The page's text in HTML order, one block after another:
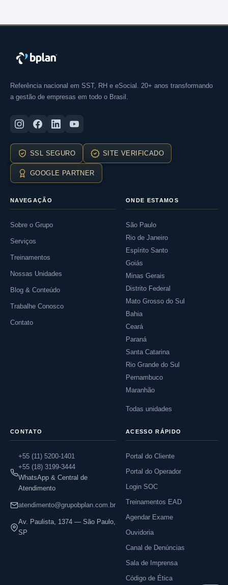
Referência nacional em SST, RH e eSocial. 20+ anos transformando
a gestão de empresas em todo o Brasil.
SSL SEGURO SITE VERIFICADO
GOOGLE PARTNER
NAVEGAÇÃO
Sobre o Grupo
Serviços
Treinamentos
Nossas Unidades
Blog & Conteúdo
Trabalhe Conosco
Contato
ONDE ESTAMOS
São Paulo
Rio de Janeiro
Espírito Santo
Goiás
Minas Gerais
Distrito Federal
Mato Grosso do Sul
Bahia
Ceará
Paraná
Santa Catarina
Rio Grande do Sul
Pernambuco
Maranhão
Todas unidades
CONTATO
+55 (11) 5200-1401
+55 (18) 3199-3444
WhatsApp & Central de
Atendimento
atendimento@grupobplan.com.br
Av. Paulista, 1374 — São Paulo,
SP
ACESSO RÁPIDO
Portal do Cliente
Portal do Operador
Login SOC
Treinamentos EAD
Agendar Exame
Ouvidoria
Canal de Denúncias
Sala de Imprensa
Código de Ética